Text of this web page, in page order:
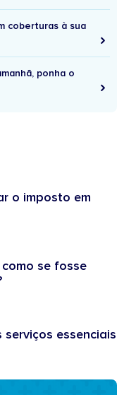
coberturas à sua
ponha o
o imposto em
se fosse
essenciais